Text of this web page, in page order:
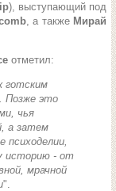
), выступающий под
, а также Мирай
отметил:
готским
Позже это
чья
а затем
психоделии,
историю - от
мрачной
".